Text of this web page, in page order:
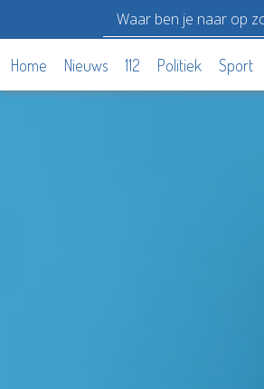
Home Nieuws 112 Politiek Sport